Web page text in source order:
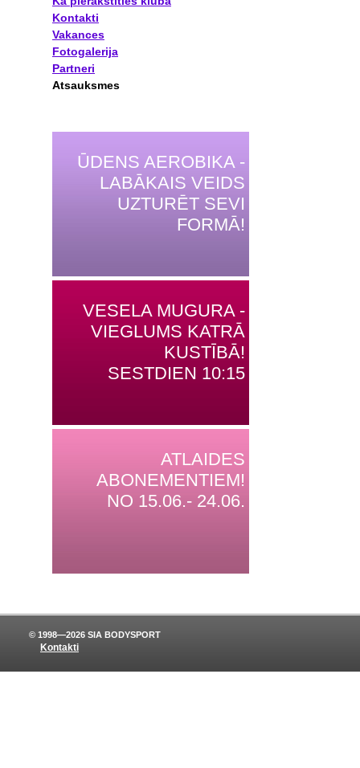
Kontakti
Vakances
Fotogalerija
Partneri
Atsauksmes
ŪDENS AEROBIKA -
LABĀKAIS VEIDS
UZTURĒT SEVI
FORMĀ!
VESELA MUGURA -
VIEGLUMS KATRĀ
KUSTĪBĀ!
SESTDIEN 10:15
ATLAIDES
ABONEMENTIEM!
NO 15.06.- 24.06.
Kontakti
© 1998—2026 SIA BODYSPORT